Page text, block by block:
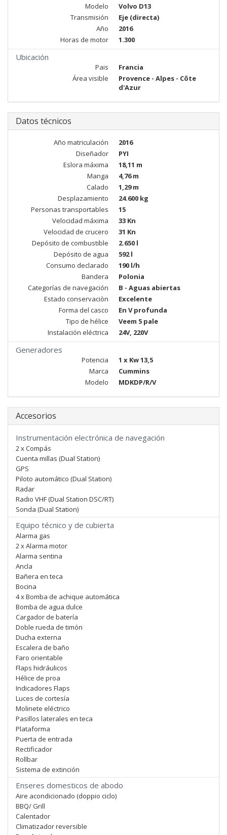
Modelo
Volvo D13
Transmisión
Eje (directa)
Año
2016
Horas de motor
1.300
Ubicación
Pais
Francia
Área visible
Provence - Alpes - Côte
d'Azur
Datos técnicos
Año matriculación
2016
Diseñador
PYI
Eslora máxima
18,11 m
Manga
4,76 m
Calado
1,29 m
Desplazamiento
24.600 kg
Personas transportables
15
Velocidad máxima
33 Kn
Velocidad de crucero
31 Kn
Depósito de combustible
2.650 l
Depósito de agua
592 l
Consumo declarado
190 l/h
Bandera
Polonia
Categorías de navegación
B - Aguas abiertas
Estado conservaciòn
Excelente
Forma del casco
En V profunda
Tipo de hélice
Veem 5 pale
Instalación eléctrica
24V, 220V
Generadores
Potencia
1 x Kw 13,5
Marca
Cummins
Modelo
MDKDP/R/V
Accesorios
Instrumentación electrónica de navegación
2 x Compás
Cuenta millas (Dual Station)
GPS
Piloto automático (Dual Station)
Radar
Radio VHF (Dual Station DSC/RT)
Sonda (Dual Station)
Equipo técnico y de cubierta
Alarma gas
2 x Alarma motor
Alarma sentina
Ancla
Bañera en teca
Bocina
4 x Bomba de achique automática
Bomba de agua dulce
Cargador de batería
Doble rueda de timón
Ducha externa
Escalera de baño
Faro orientable
Flaps hidráulicos
Hélice de proa
Indicadores Flaps
Luces de cortesía
Molinete eléctrico
Pasillos laterales en teca
Plataforma
Puerta de entrada
Rectificador
Rollbar
Sistema de extinción
Enseres domesticos de abodo
Aire acondicionado (doppio ciclo)
BBQ/ Grill
Calentador
Climatizador reversible